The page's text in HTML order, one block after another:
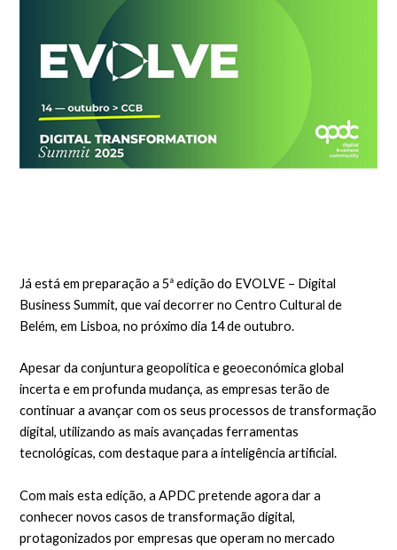
Já está em preparação a 5ª edição do EVOLVE – Digital
Business Summit, que vai decorrer no Centro Cultural de
Belém, em Lisboa, no próximo dia 14 de outubro.
Apesar da conjuntura geopolítica e geoeconómica global
incerta e em profunda mudança, as empresas terão de
continuar a avançar com os seus processos de transformação
digital, utilizando as mais avançadas ferramentas
tecnológicas, com destaque para a inteligência artificial.
Com mais esta edição, a APDC pretende agora dar a
conhecer novos casos de transformação digital,
protagonizados por empresas que operam no mercado